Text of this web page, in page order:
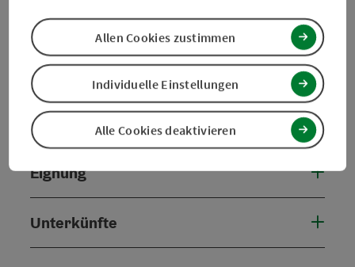
Kontakt
Preise
Eignung
Unterkünfte
Alle Cookies deaktivieren
Individuelle Einstellungen
Allen Cookies zustimmen